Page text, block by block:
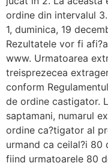
ordine din intervalul
1, duminica, 19
Rezultatele vor fi
www. Urmatoarea
treisprezecea
conform
de ordine castigator.
saptamani, numarul
ordine ca?tigator al
urmand ca ceilal?i
fiind urmatoarele 80